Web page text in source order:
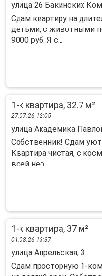
улица 26 Бакинских
Сдам квартиру на
детьми, с животными
9000 руб. Я с...
1-к квартира, 32.7 м²
27.07.26 12:05
улица Академика
Собственник! Сдам
Квартира чистая, с
всей нео...
1-к квартира, 37 м²
01.08.26 13:37
улица Апрельская, 3
Сдам просторную 1-